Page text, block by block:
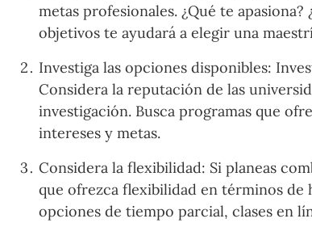
metas profesionales. ¿Qué te
objetivos te ayudará a elegir una
Investiga las opciones disponibles:
Considera la reputación de las
investigación. Busca programas que
intereses y metas.
Considera la flexibilidad: Si planeas
que ofrezca flexibilidad en términos de
opciones de tiempo parcial, clases en